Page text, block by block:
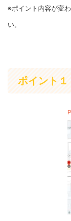
※ポイント内容が変
い。
ポイント１